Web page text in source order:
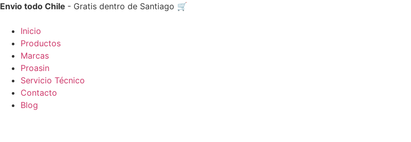
Ir
contenido
Envio todo Chile - Gratis dentro de Santiago 🛒
Inicio
Productos
Marcas
Proasin
Servicio Técnico
Contacto
Blog